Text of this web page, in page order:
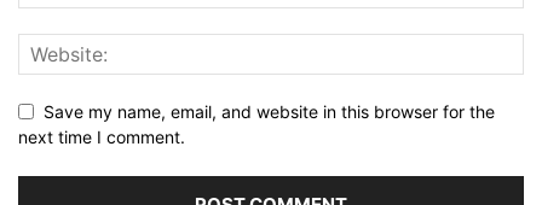
Save my name, email, and website in this browser for the
next time I comment.